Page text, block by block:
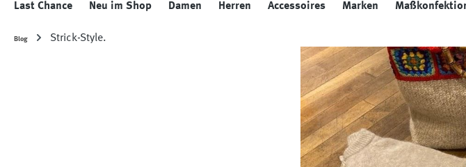
Last Chance Neu im Shop Damen Herren Accessoires Marken
Blog Strick-Style.